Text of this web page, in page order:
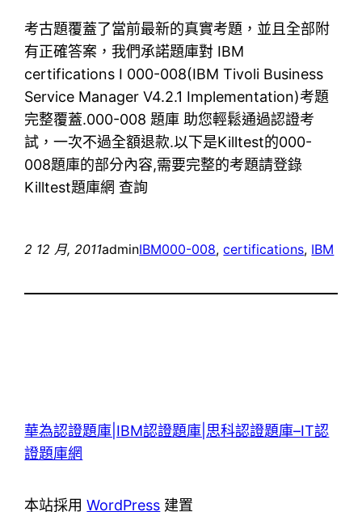
考古題覆蓋了當前最新的真實考題，並且全部附
有正確答案，我們承諾題庫對 IBM
certifications I 000-008(IBM Tivoli Business
Service Manager V4.2.1 Implementation)考題
完整覆蓋.000-008 題庫 助您輕鬆通過認證考
試，一次不過全額退款.以下是Killtest的000-
008題庫的部分內容,需要完整的考題請登錄
Killtest題庫網 查詢
2 12 月, 2011adminIBM000-008, certifications, IBM
華為認證題庫|IBM認證題庫|思科認證題庫–IT認
證題庫網
本站採用WordPress 建置